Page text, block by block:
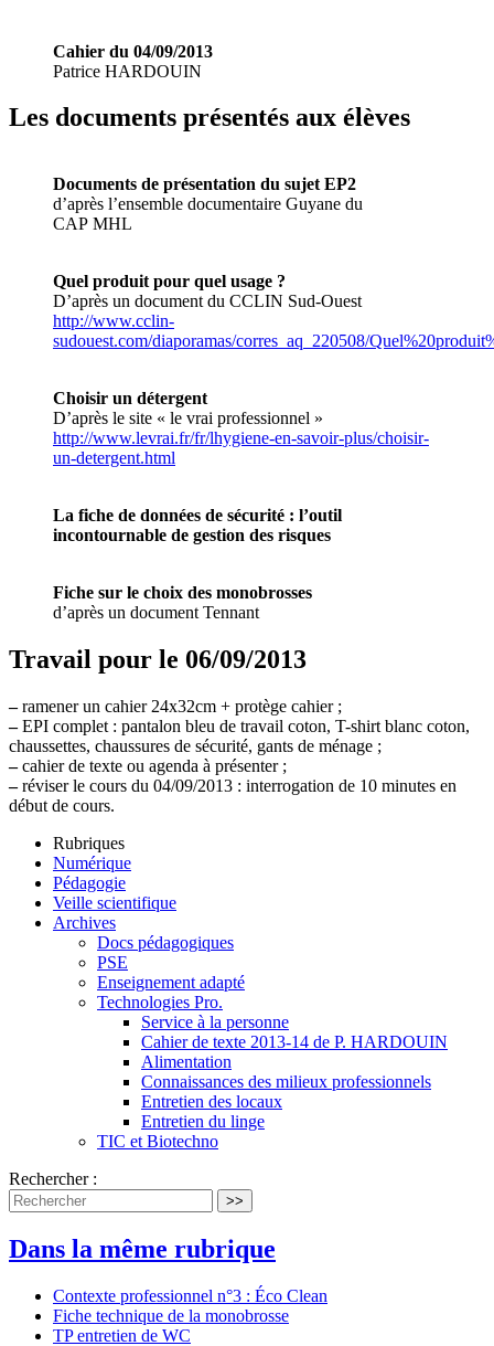
Cahier du 04/09/2013
Patrice HARDOUIN
Les documents présentés aux élèves
Documents de présentation du sujet EP2
d’après l’ensemble documentaire Guyane du
CAP MHL
Quel produit pour quel usage ?
D’après un document du CCLIN Sud-Ouest
http://www.cclin-
sudouest.com/diaporamas/corres_aq_220508/
Choisir un détergent
D’après le site « le vrai professionnel »
http://www.levrai.fr/fr/lhygiene-en-savoir-plus/choisir-
un-detergent.html
La fiche de données de sécurité : l’outil
incontournable de gestion des risques
Fiche sur le choix des monobrosses
d’après un document Tennant
Travail pour le 06/09/2013
–ramener un cahier 24x32cm + protège cahier ;
–EPI complet : pantalon bleu de travail coton, T-shirt blanc coton,
chaussettes, chaussures de sécurité, gants de ménage ;
–cahier de texte ou agenda à présenter ;
–réviser le cours du 04/09/2013 : interrogation de 10 minutes en
début de cours.
Rubriques
Numérique
Pédagogie
Veille scientifique
Archives
Docs pédagogiques
PSE
Enseignement adapté
Technologies Pro.
Service à la personne
Cahier de texte 2013-14 de P. HARDOUIN
Alimentation
Connaissances des milieux professionnels
Entretien des locaux
Entretien du linge
TIC et Biotechno
Rechercher :
>>
Dans la même rubrique
Contexte professionnel n°3 : Éco Clean
Fiche technique de la monobrosse
TP entretien de WC